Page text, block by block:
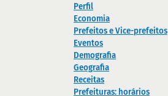
Perfil
Economia
Prefeitos e Vice-prefeitos
Eventos
Demografia
Geografia
Receitas
Prefeituras: horários